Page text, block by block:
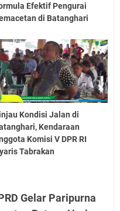
Efektif Pengurai
di Batanghari
Kondisi Jalan di
Kendaraan
Komisi V DPR RI
Tabrakan
Gelar Paripurna